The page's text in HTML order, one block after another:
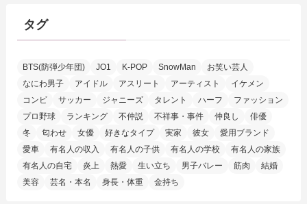
タグ
BTS(防弾少年団) JO1 K-POP SnowMan
お笑い芸人
なにわ男子
アイドル アスリート アーティスト
イケメン
コンビ
サッカー ジャニーズ タレント ハーフ
ファッション
プロ野球
ランキング 不仲説 不祥事・事件 仲良し
俳優
冬
匂わせ 女優 好きなタイプ 実家 彼女
愛用ブランド
愛車
有名人の収入 有名人の子供 有名人の学校
有名人の家族
有名人の自宅
炎上 熱愛 生い立ち 男子バレー 筋肉
結婚
美容
芸名・本名 身長・体重 金持ち